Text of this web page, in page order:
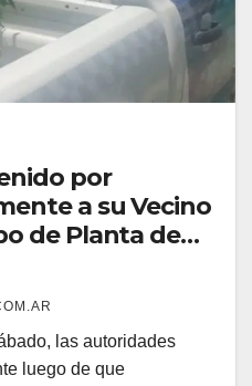
por
a su Vecino
de Planta de
las autoridades
luego de que